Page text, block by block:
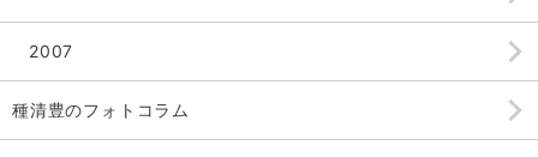
2007
種清豊のフォトコラム